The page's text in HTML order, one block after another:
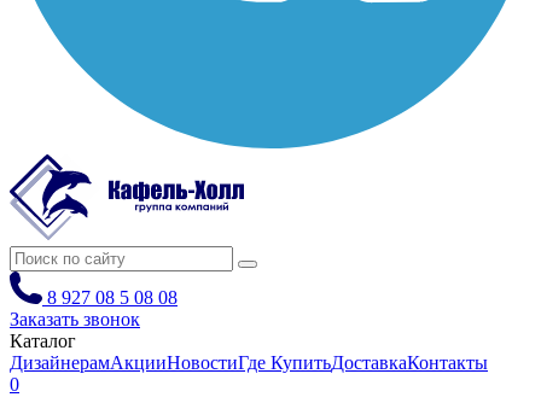
8 927 08 5 08 08
Заказать звонок
Каталог
ДизайнерамАкцииНовостиГде КупитьДоставкаКонтакты
0